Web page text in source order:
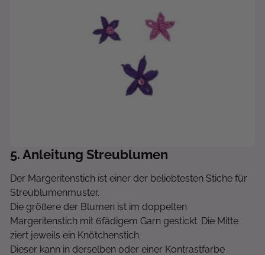
5. Anleitung Streublumen
Der Margeritenstich ist einer der beliebtesten Stiche für
Streublumenmuster.
Die größere der Blumen ist im doppelten
Margeritenstich mit 6fädigem Garn gestickt. Die Mitte
ziert jeweils ein Knötchenstich.
Dieser kann in derselben oder einer Kontrastfarbe